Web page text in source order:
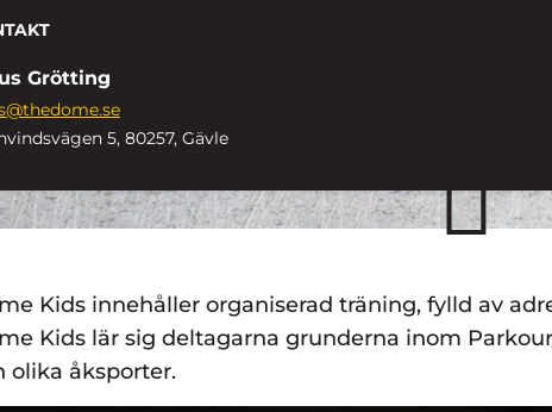
Grötting
5, 80257, Gävle
Kids innehåller organiserad träning, fylld av
Kids lär sig deltagarna grunderna inom
olika åksporter.